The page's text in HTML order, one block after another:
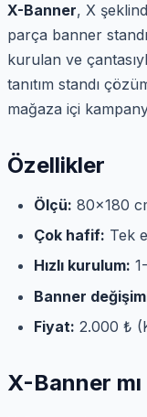
X-Banner, X
parça banner
kurulan ve
tanıtım standı
mağaza içi
Özellikler
Ölçü: 80×180
Çok hafif: Tek
Hızlı kurulum:
Banner
Fiyat: 2.000 ₺
X-Banner